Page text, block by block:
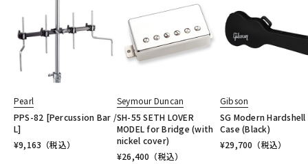
Pearl
PPS-82 [Percussion Bar /
L]
¥9,163 （税込）
Seymour Duncan
SH-55 SETH LOVER
MODEL for Bridge (with
nickel cover)
¥26,400 （税込）
Gibson
SG Modern Hardshell
Case (Black)
¥29,700 （税込）